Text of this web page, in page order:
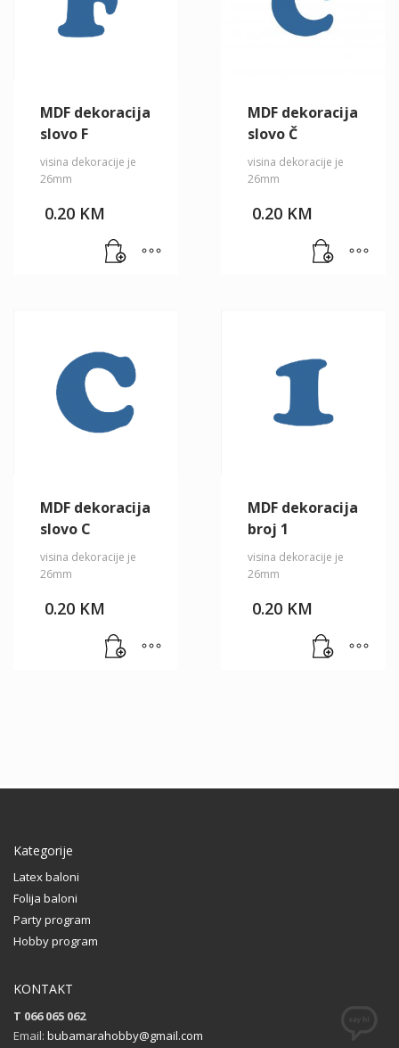
MDF dekoracija
slovo F
visina dekoracije je
26mm
0.20 KM
MDF dekoracija
slovo Č
visina dekoracije je
26mm
0.20 KM
MDF dekoracija
slovo C
visina dekoracije je
26mm
0.20 KM
MDF dekoracija
broj 1
visina dekoracije je
26mm
0.20 KM
Kategorije
Latex baloni
Folija baloni
Party program
Hobby program
KONTAKT
T 066 065 062
Email: bubamarahobby@gmail.com